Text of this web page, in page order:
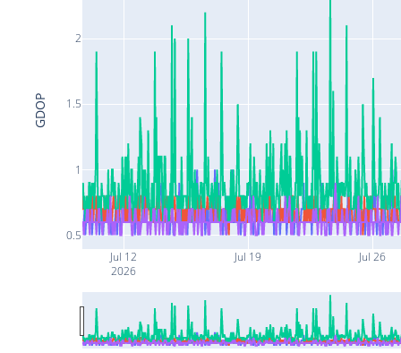
Jul 12
2026
Jul 19 Jul 26
0.5
1
1.5
2
GDOP